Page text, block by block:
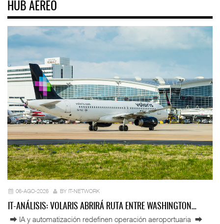
HUB AÉREO
06-AGO-2026 BY IT-NETWORK
IT-ANÁLISIS: VOLARIS ABRIRÁ RUTA ENTRE WASHINGTON…
⮕ IA y automatización redefinen operación aeroportuaria ⮕